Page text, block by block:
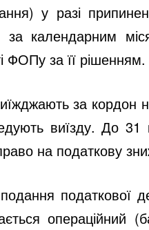
у разі
за календарним
ФОПу за її рішенням.
за
виїзду. До 31
на податкову
податкової
операційний